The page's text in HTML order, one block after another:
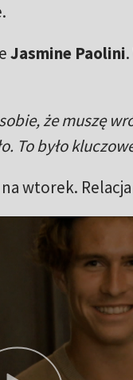
Jasmine Paolini
że muszę
To było
wtorek. Relacja